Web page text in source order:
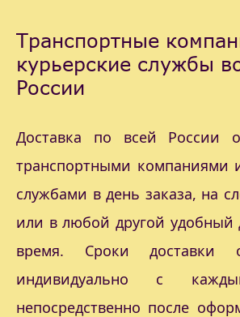
Транспортные
курьерские службы
России
Доставка по всей России
транспортными компаниями
службами в день заказа, на
или в любой другой удобный
время. Сроки доставки
индивидуально с
непосредственно после